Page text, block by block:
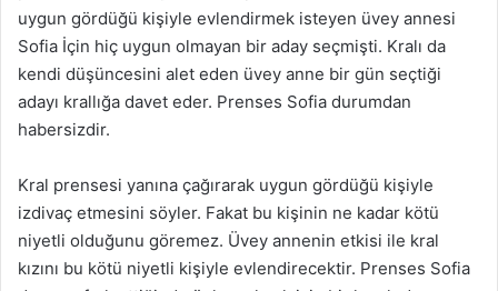
uygun gördüğü kişiyle evlendirmek isteyen üvey annesi
Sofia İçin hiç uygun olmayan bir aday seçmişti. Kralı da
kendi düşüncesini alet eden üvey anne bir gün seçtiği
adayı krallığa davet eder. Prenses Sofia durumdan
habersizdir.
Kral prensesi yanına çağırarak uygun gördüğü kişiyle
izdivaç etmesini söyler. Fakat bu kişinin ne kadar kötü
niyetli olduğunu göremez. Üvey annenin etkisi ile kral
kızını bu kötü niyetli kişiyle evlendirecektir. Prenses Sofia